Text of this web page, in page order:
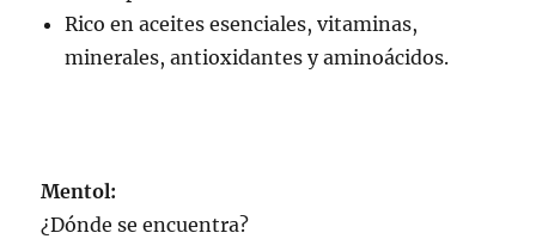
Rico en aceites esenciales, vitaminas,
minerales, antioxidantes y aminoácidos.
Mentol:
¿Dónde se encuentra?